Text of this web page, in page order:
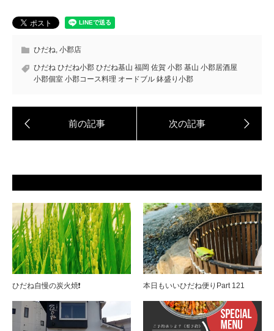
ひだね, 小郡店
ひだね ひだね小郡 ひだね基山 福岡 佐賀 小郡 基山 小郡居酒屋
小郡個室 小郡コース料理 オードブル 鉢盛り小郡
ひだね自慢の炭火焼❗️ 本日もいいひだね便りPart 121